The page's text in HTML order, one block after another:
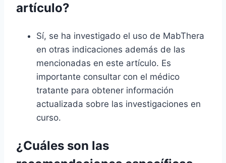
artículo?
Sí, se ha investigado el uso de MabThera
en otras indicaciones además de las
mencionadas en este artículo. Es
importante consultar con el médico
tratante para obtener información
actualizada sobre las investigaciones en
curso.
¿Cuáles son las